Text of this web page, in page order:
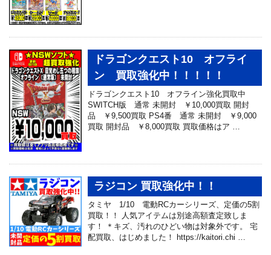
ドラゴンクエスト10 オフライ
ン 買取強化中！！！！！
ドラゴンクエスト10 オフライン強化買取中
SWITCH版 通常 未開封 ￥10,000買取 開封
品 ￥9,500買取 PS4番 通常 未開封 ￥9,000
買取 開封品 ￥8,000買取 買取価格はア …
ラジコン 買取強化中！！
タミヤ 1/10 電動RCカーシリーズ、定価の5割
買取！！ 人気アイテムは別途高額査定致しま
す！ ＊キズ、汚れのひどい物は対象外です。 宅
配買取、はじめました！ https://kaitori.chi …